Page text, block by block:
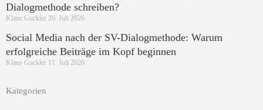
Dialogmethode schreiben?
Klaus Guckler 20. Juli 2026
Social Media nach der SV-Dialogmethode: Warum
erfolgreiche Beiträge im Kopf beginnen
Klaus Guckler 11. Juli 2026
Kategorien